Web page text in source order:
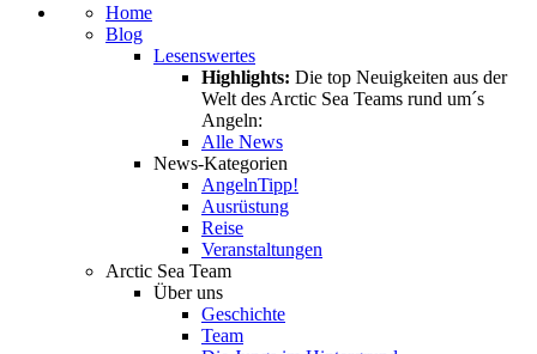
Home
Blog
Lesenswertes
Highlights: Die top Neuigkeiten aus der
Welt des Arctic Sea Teams rund um´s
Angeln:
Alle News
News-Kategorien
AngelnTipp!
Ausrüstung
Reise
Veranstaltungen
Arctic Sea Team
Über uns
Geschichte
Team